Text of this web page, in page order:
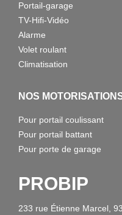
Portail-garage
TV-Hifi-Vidéo
Alarme
Volet roulant
Climatisation
NOS
Pour portail coulissant
Pour portail battant
Pour porte de garage
PROBIP
233 rue Étienne Marcel,